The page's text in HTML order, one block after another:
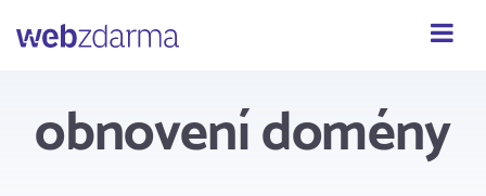
Webzdarma
obnovení domény